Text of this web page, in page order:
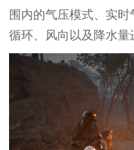
围内的气压模式、实
循环、风向以及降水量